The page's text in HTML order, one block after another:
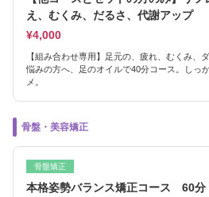
え、むくみ、だるさ、代謝アップ
¥4,000
【組み合わせ専用】足元の、疲れ、むくみ、
悩みの方へ、足のオイルで40分コース。しっ
メ。
骨盤・美容矯正
骨盤矯正
本格姿勢バランス矯正コース 60